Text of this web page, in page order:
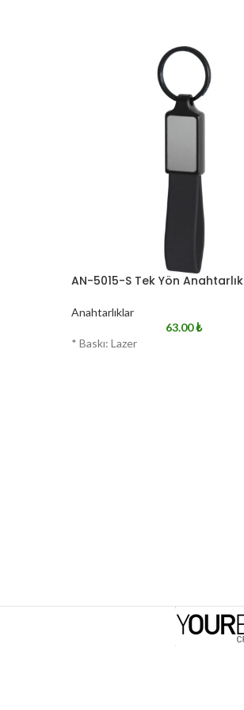
AN-5015-S Tek Yön Anahtarlık
Anahtarlıklar
63.00₺
* Baskı: Lazer